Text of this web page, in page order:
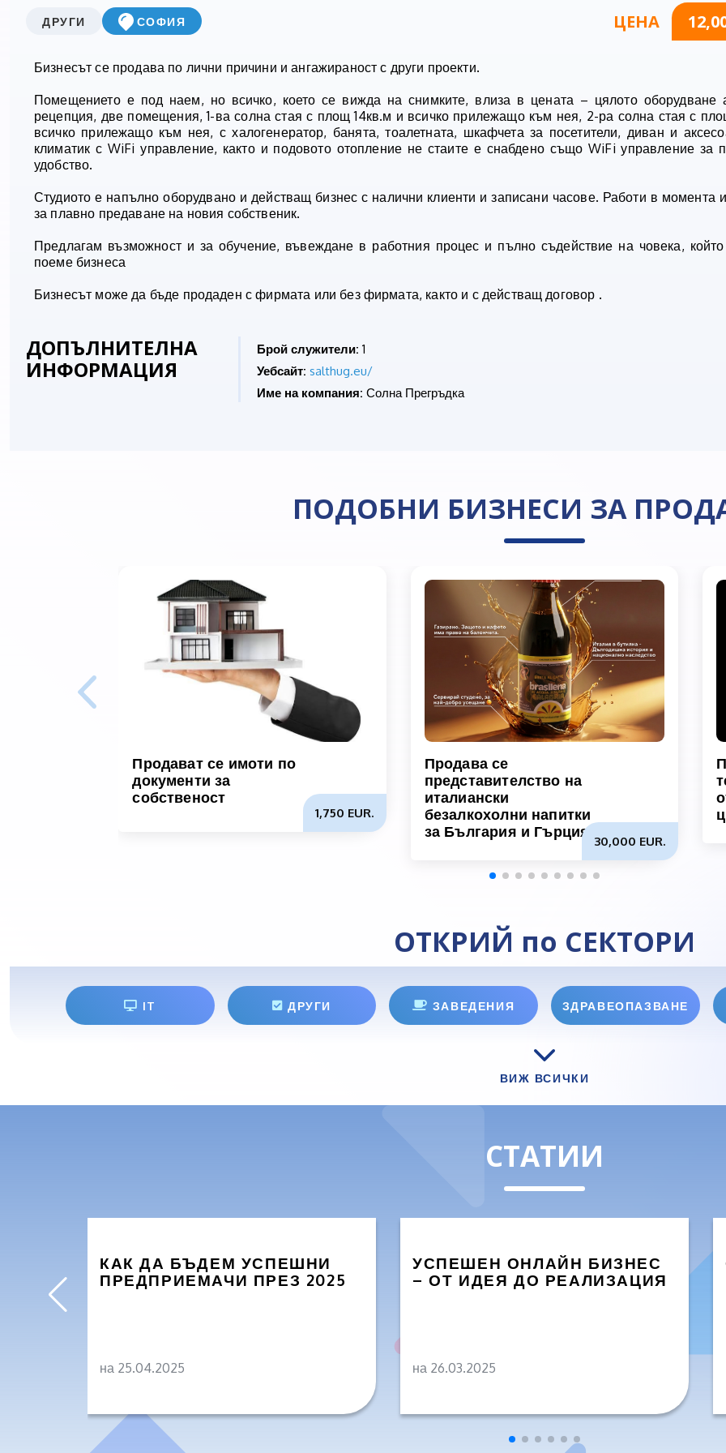
ЦЕНА
ДРУГИ СОФИЯ
Бизнесът се продава по лични причини и ангажираност с други проекти.
Помещението е под наем, но всичко, което се вижда на снимките, влиза в цената – цялото оборудване
рецепция, две помещения, 1-ва солна стая с площ 14кв.м и всичко прилежащо към нея, 2-ра солна стая с
всичко прилежащо към нея, с халогенератор, банята, тоалетната, шкафчета за посетители, диван и
климатик с WiFi управление, както и подовото отопление не стаите е снабдено също WiFi управление за
удобство.
Студиото е напълно оборудвано и действащ бизнес с налични клиенти и записани часове. Работи в момента
за плавно предаване на новия собственик.
Предлагам възможност и за обучение, въвеждане в работния процес и пълно съдействие на човека,
поеме бизнеса
Бизнесът може да бъде продаден с фирмата или без фирмата, както и с действащ договор .
ДОПЪЛНИТЕЛНА
ИНФОРМАЦИЯ
Брой служители: 1
Уебсайт: salthug.eu/
Име на компания: Солна Прегръдка
ПОДОБНИ БИЗНЕСИ ЗА
Продават се имоти по
документи за
собственост
1,750 EUR.
Продава се
представителство на
италиански
безалкохолни напитки
за България и Гърция
30,000 EUR.
ОТКРИЙ по СЕКТОРИ
IT ДРУГИ ЗАВЕДЕНИЯ ЗДРАВЕОПАЗВАНЕ
ВИЖ ВСИЧКИ
СТАТИИ
КАК ДА БЪДЕМ УСПЕШНИ
ПРЕДПРИЕМАЧИ ПРЕЗ 2025
на 25.04.2025
УСПЕШЕН ОНЛАЙН БИЗНЕС
– ОТ ИДЕЯ ДО РЕАЛИЗАЦИЯ
на 26.03.2025